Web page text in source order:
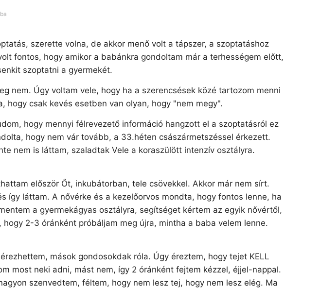
szerette volna, de akkor menő volt a tápszer, a szoptatáshoz
fontos, hogy amikor a babánkra gondoltam már a terhességem előtt,
szoptatni a gyermekét.
nem. Úgy voltam vele, hogy ha a szerencsések közé tartozom menni
hogy csak kevés esetben van olyan, hogy "nem megy".
hogy mennyi félrevezető információ hangzott el a szoptatásról ez
hogy nem vár tovább, a 33.héten császármetszéssel érkezett.
nem is láttam, szaladtak Vele a koraszülött intenzív osztályra.
először Őt, inkubátorban, tele csövekkel. Akkor már nem sírt.
láttam. A nővérke és a kezelőorvos mondta, hogy fontos lenne, ha
a gyermekágyas osztályra, segítséget kértem az egyik nővértől,
2-3 óránként próbáljam meg újra, mintha a baba velem lenne.
mások gondosokdak róla. Úgy éreztem, hogy tejet KELL
most neki adni, mást nem, így 2 óránként fejtem kézzel, éjjel-nappal.
szenvedtem, féltem, hogy nem lesz tej, hogy nem lesz elég. Ma